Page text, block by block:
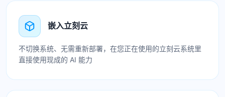
嵌入立刻云
不切换系统、无需重新部署，在您正在使用的立刻云系统里
直接使用现成的 AI 能力